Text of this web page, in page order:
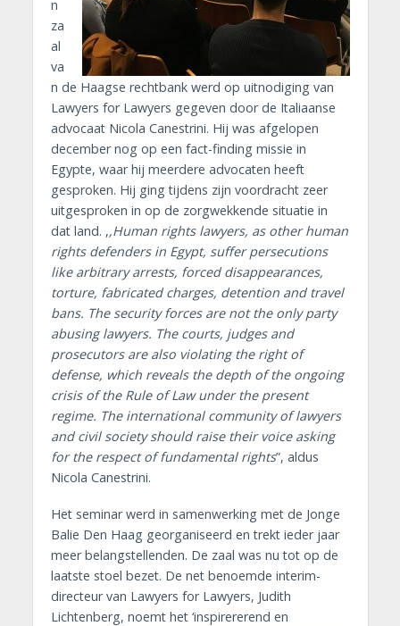
n
za
al
va
n de Haagse rechtbank werd op uitnodiging van
Lawyers for Lawyers gegeven door de Italiaanse
advocaat Nicola Canestrini. Hij was afgelopen
december nog op een fact-finding missie in
Egypte, waar hij meerdere advocaten heeft
gesproken. Hij ging tijdens zijn voordracht zeer
uitgesproken in op de zorgwekkende situatie in
dat land. ,,Human rights lawyers, as other human
rights defenders in Egypt, suffer persecutions
like arbitrary arrests, forced disappearances,
torture, fabricated charges, detention and travel
bans. The security forces are not the only party
abusing lawyers. The courts, judges and
prosecutors are also violating the right of
defense, which reveals the depth of the ongoing
crisis of the Rule of Law under the present
regime. The international community of lawyers
and civil society should raise their voice asking
for the respect of fundamental rights”, aldus
Nicola Canestrini.
Het seminar werd in samenwerking met de Jonge
Balie Den Haag georganiseerd en trekt ieder jaar
meer belangstellenden. De zaal was nu tot op de
laatste stoel bezet. De net benoemde interim-
directeur van Lawyers for Lawyers, Judith
Lichtenberg, noemt het ‘inspirererend en